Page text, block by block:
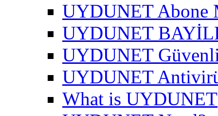
UYDUNET Abone
UYDUNET
UYDUNET
UYDUNET
What is UYDUNET